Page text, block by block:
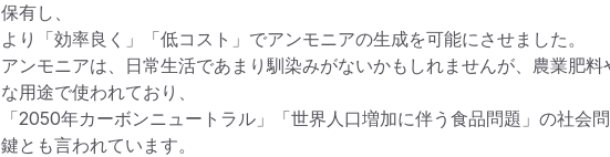
保有し、
より「効率良く」「低コスト」でアンモニアの生成を可能にさせました。
アンモニアは、日常生活であまり馴染みがないかもしれませんが、農業肥料
な用途で使われており、
「2050年カーボンニュートラル」「世界人口増加に伴う食品問題」の社会
鍵とも言われています。